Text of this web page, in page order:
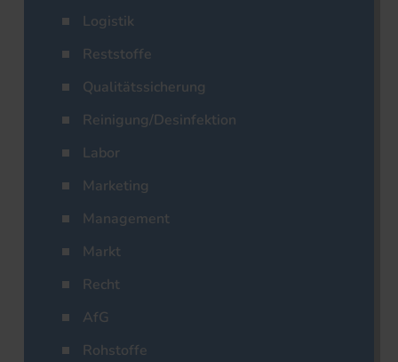
Logistik
Reststoffe
Qualitätssicherung
Reinigung/Desinfektion
Labor
Marketing
Management
Markt
Recht
AfG
Rohstoffe